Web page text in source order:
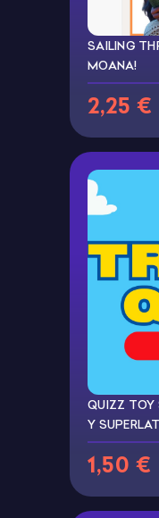
SAILING
MOANA!
2,25 €
QUIZZ TOY
Y
1,50 €